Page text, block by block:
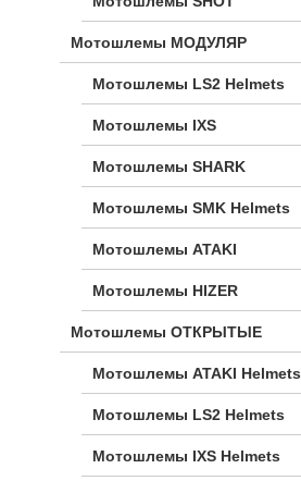
Мотошлемы МОДУЛЯР
Мотошлемы LS2 Helmets
Мотошлемы IXS
Мотошлемы SHARK
Мотошлемы SMK Helmets
Мотошлемы ATAKI
Мотошлемы HIZER
Мотошлемы ОТКРЫТЫЕ
Мотошлемы ATAKI Helmets
Мотошлемы LS2 Helmets
Мотошлемы IXS Helmets